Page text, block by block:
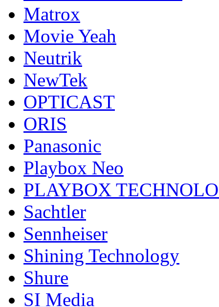
Matrox
Movie Yeah
Neutrik
NewTek
OPTICAST
ORIS
Panasonic
Playbox Neo
PLAYBOX
Sachtler
Sennheiser
Shining Technology
Shure
SI Media